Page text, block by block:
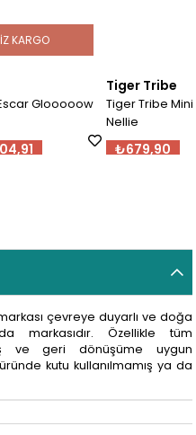
Tiger Tribe Mini Bez Bebek -
₺679,90
markası çevreye duyarlı ve doğa
markasıdır. Özellikle tüm
ve geri dönüşüme uygun
kutu kullanılmamış ya da